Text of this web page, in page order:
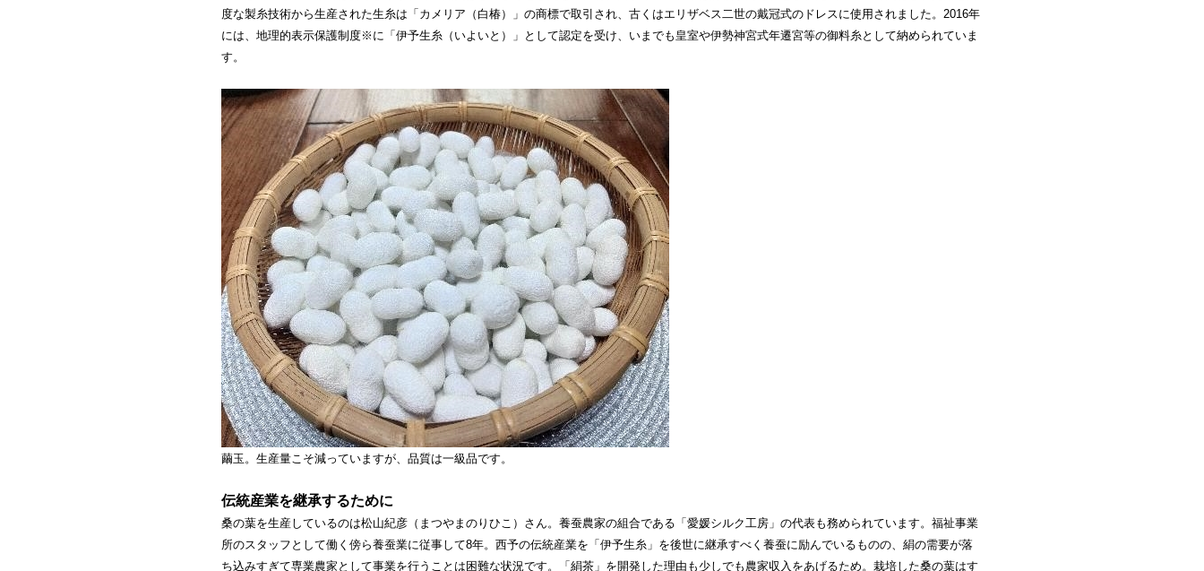
度な製糸技術から生産された生糸は「カメリア（白椿）」の商標で取引され、古くはエリザベス二世の戴冠式のドレスに使用されました。2016年
には、地理的表示保護制度※に「伊予生糸（いよいと）」として認定を受け、いまでも皇室や伊勢神宮式年遷宮等の御料糸として納められていま
す。
繭玉。生産量こそ減っていますが、品質は一級品です。
伝統産業を継承するために
桑の葉を生産しているのは松山紀彦（まつやまのりひこ）さん。養蚕農家の組合である「愛媛シルク工房」の代表も務められています。福祉事業
所のスタッフとして働く傍ら養蚕業に従事して8年。西予の伝統産業を「伊予生糸」を後世に継承すべく養蚕に励んでいるものの、絹の需要が落
ち込みすぎて専業農家として事業を行うことは困難な状況です。「絹茶」を開発した理由も少しでも農家収入をあげるため。栽培した桑の葉はす